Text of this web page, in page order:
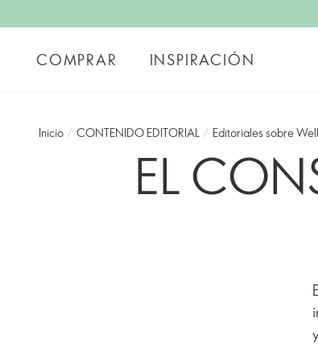
COMPRAR INSPIRACIÓN
Inicio / CONTENIDO EDITORIAL / Editoriales sobre
EL